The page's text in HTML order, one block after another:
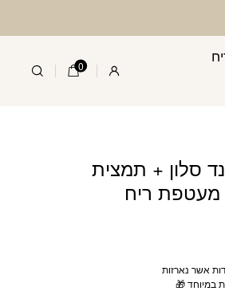
0
סלון + תמצית
אשר נארזות
במיוחד🎁